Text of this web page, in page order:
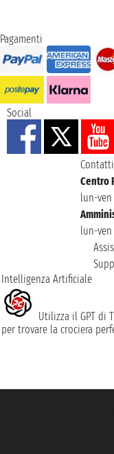
Pagamenti
Social
Contatti
Centro
lun-ven
lun-ven
Intelligenza Artificiale
Utilizza il GPT di
per trovare la crociera